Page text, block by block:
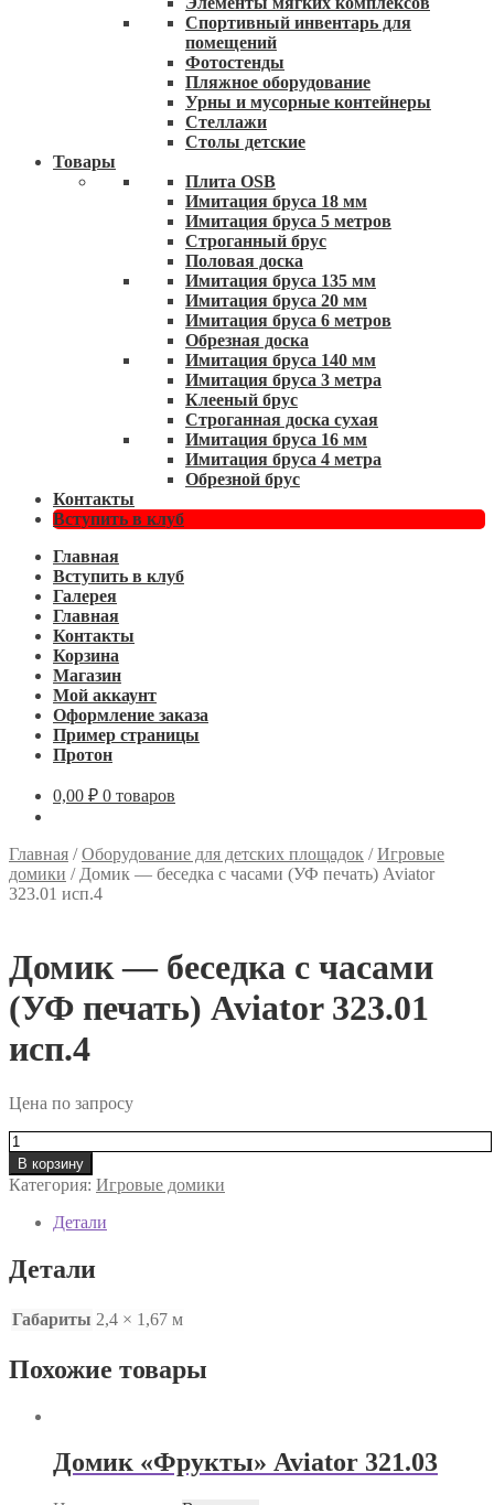
Спортивный инвентарь для
помещений
Фотостенды
Пляжное оборудование
Урны и мусорные контейнеры
Стеллажи
Столы детские
Товары
Плита OSB
Имитация бруса 18 мм
Имитация бруса 5 метров
Строганный брус
Половая доска
Имитация бруса 135 мм
Имитация бруса 20 мм
Имитация бруса 6 метров
Обрезная доска
Имитация бруса 140 мм
Имитация бруса 3 метра
Клееный брус
Строганная доска сухая
Имитация бруса 16 мм
Имитация бруса 4 метра
Обрезной брус
Контакты
Вступить в клуб
Главная
Вступить в клуб
Галерея
Главная
Контакты
Корзина
Магазин
Мой аккаунт
Оформление заказа
Пример страницы
Протон
0,00 ₽ 0 товаров
Главная /Оборудование для детских площадок /Игровые
домики / Домик — беседка с часами (УФ печать) Aviator
323.01 исп.4
Домик — беседка с часами
(УФ печать) Aviator 323.01
исп.4
Цена по запросу
Количество
товара
Домик
беседка
часами
(УФ
Aviator
исп.4
В корзину
Категория: Игровые домики
Детали
Детали
Габариты 2,4 × 1,67 м
Похожие товары
Домик «Фрукты» Aviator 321.03